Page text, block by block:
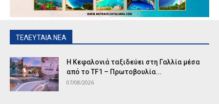
ΤΕΛΕΥΤΑΙΑ ΝΕΑ
Η Κεφαλονιά ταξιδεύει στη Γαλλία μέσα
από το TF1 – Πρωτοβουλία...
07/08/2026